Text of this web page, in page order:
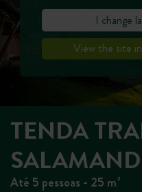
TENDA
Até 5 pessoas - 25 m²
I change
View the site